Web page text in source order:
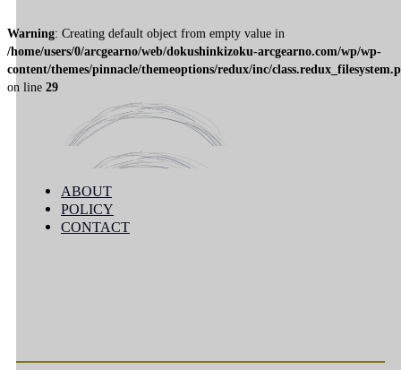
Warning: Creating default object from empty value in
/home/users/0/arcgearno/web/dokushinkizoku-arcgearno.com/wp/wp-
content/themes/pinnacle/themeoptions/redux/inc/
on line 29
ABOUT
CONTACT
ABOUT
POLICY
CONTACT